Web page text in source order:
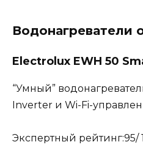
Водонагреватели
Electrolux EWH 50
“Умный”
Inverter и Wi-Fi-
Экспертный рейтинг:95/